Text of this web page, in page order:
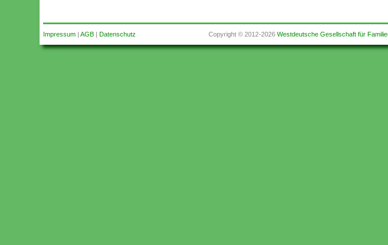
Impressum| AGB| Datenschutz Copyright © 2012-2026Westdeutsche Gesellschaft für